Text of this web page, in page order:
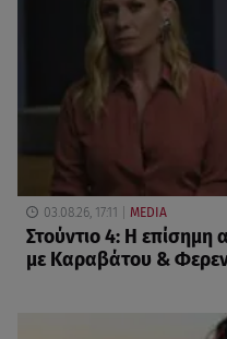
03.08.26, 17:11 MEDIA
Στούντιο 4: Η
με Καραβάτου &